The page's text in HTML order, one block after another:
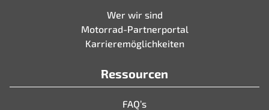
Wer wir sind
Motorrad-Partnerportal
Karrieremöglichkeiten
Ressourcen
FAQ’s